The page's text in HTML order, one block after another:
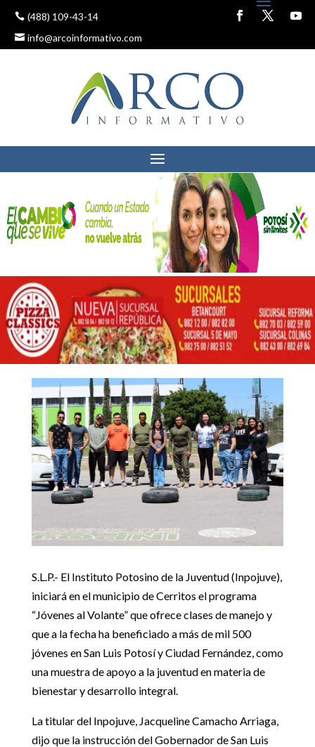
(488) 109-43-14
info@arcoinformativo.com
Inicio 5 Noticias Estado 5
GOBIERNO ESTATAL OFRECERÁ CLASES DE MANEJO EN
CERRITOS
GOBIERNO ESTATAL
OFRECERÁ CLASES DE
MANEJO EN CERRITOS
Noticias Estado
15 junio, 2023
S.L.P.- El Instituto Potosino de la Juventud (Inpojuve),
iniciará en el municipio de Cerritos el programa
“Jóvenes al Volante” que ofrece clases de manejo y
que a la fecha ha beneficiado a más de mil 500
jóvenes en San Luis Potosí y Ciudad Fernández, como
una muestra de apoyo a la juventud en materia de
bienestar y desarrollo integral.
La titular del Inpojuve, Jacqueline Camacho Arriaga,
dijo que la instrucción del Gobernador de San Luis